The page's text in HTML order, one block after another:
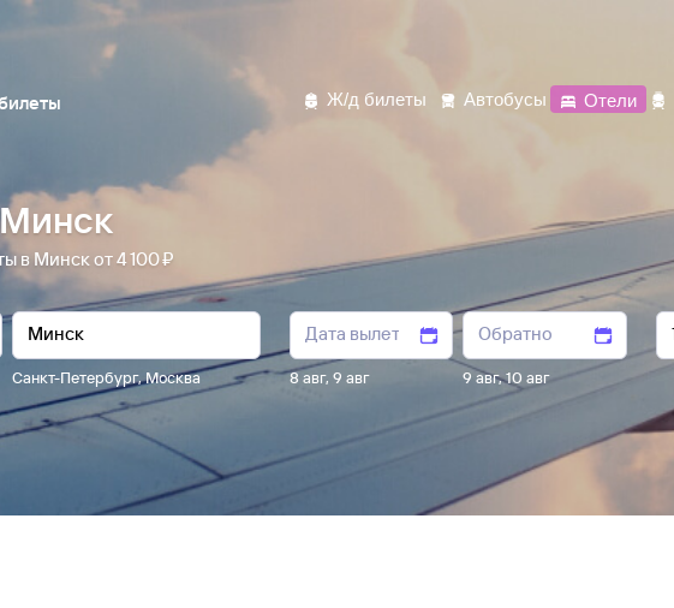
Ж/д билеты Автобусы Отели
в Минск от 4 ⁠100 ⁠₽
Санкт-Петербург,Москва 8 авг, 9 авг 9 авг,10 авг